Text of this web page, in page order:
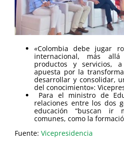
«Colombia debe jugar
internacional, más
productos y servicios,
apuesta por la
desarrollar y consolidar,
del conocimiento»:
Para el ministro de
relaciones entre los dos
educación “buscan ir
comunes, como la
Fuente: Vicepresidencia